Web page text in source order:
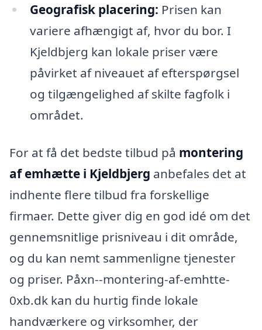
Geografisk placering: Prisen kan
variere afhængigt af, hvor du bor. I
Kjeldbjerg kan lokale priser være
påvirket af niveauet af efterspørgsel
og tilgængelighed af skilte fagfolk i
området.
For at få det bedste tilbud på montering
af emhætte i Kjeldbjerg anbefales det at
indhente flere tilbud fra forskellige
firmaer. Dette giver dig en god idé om det
gennemsnitlige prisniveau i dit område,
og du kan nemt sammenligne tjenester
og priser. Påxn--montering-af-emhtte-
0xb.dk kan du hurtig finde lokale
handværkere og virksomher, der